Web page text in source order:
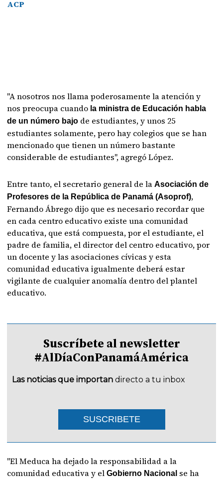
ACP
"A nosotros nos llama poderosamente la atención y
nos preocupa cuando la ministra de Educación habla
de un número bajo de estudiantes, y unos 25
estudiantes solamente, pero hay colegios que se han
mencionado que tienen un número bastante
considerable de estudiantes", agregó López.
Entre tanto, el secretario general de laAsociación de
Profesores de la República de Panamá (Asoprof),
Fernando Ábrego dijo que es necesario recordar que
en cada centro educativo existe una comunidad
educativa, que está compuesta, por el estudiante, el
padre de familia, el director del centro educativo, por
un docente y las asociaciones cívicas y esta
comunidad educativa igualmente deberá estar
vigilante de cualquier anomalía dentro del plantel
educativo.
Suscríbete al newsletter
#AlDíaConPanamáAmérica
Las noticias que importan directo a tu inbox
SUSCRIBETE
"El Meduca ha dejado la responsabilidad a la
comunidad educativa y el Gobierno Nacional se ha